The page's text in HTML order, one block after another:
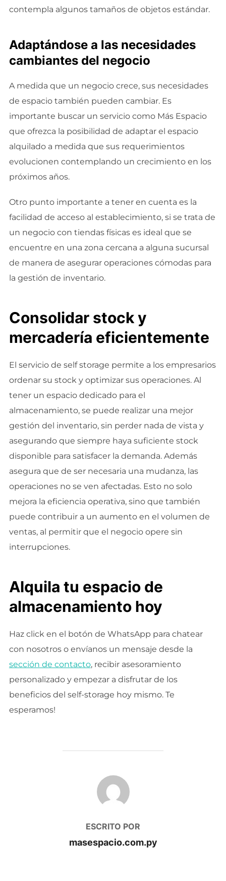
contempla algunos tamaños de objetos estándar.
Adaptándose a las necesidades
cambiantes del negocio
A medida que un negocio crece, sus necesidades
de espacio también pueden cambiar. Es
importante buscar un servicio como Más Espacio
que ofrezca la posibilidad de adaptar el espacio
alquilado a medida que sus requerimientos
evolucionen contemplando un crecimiento en los
próximos años.
Otro punto importante a tener en cuenta es la
facilidad de acceso al establecimiento, si se trata de
un negocio con tiendas físicas es ideal que se
encuentre en una zona cercana a alguna sucursal
de manera de asegurar operaciones cómodas para
la gestión de inventario.
Consolidar stock y
mercadería eficientemente
El servicio de self storage permite a los empresarios
ordenar su stock y optimizar sus operaciones. Al
tener un espacio dedicado para el
almacenamiento, se puede realizar una mejor
gestión del inventario, sin perder nada de vista y
asegurando que siempre haya suficiente stock
disponible para satisfacer la demanda. Además
asegura que de ser necesaria una mudanza, las
operaciones no se ven afectadas. Esto no solo
mejora la eficiencia operativa, sino que también
puede contribuir a un aumento en el volumen de
ventas, al permitir que el negocio opere sin
interrupciones.
Alquila tu espacio de
almacenamiento hoy
Haz click en el botón de WhatsApp para chatear
con nosotros o envíanos un mensaje desde la
sección de contacto, recibir asesoramiento
personalizado y empezar a disfrutar de los
beneficios del self-storage hoy mismo. Te
esperamos!
AUTOR DE LA PUBLICACIÓN
ESCRITO POR
masespacio.com.py